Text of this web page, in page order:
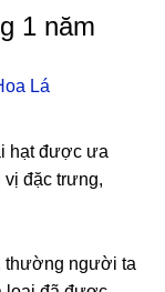
1 năm
Lá
hạt được ưa
đặc trưng,
thường người ta